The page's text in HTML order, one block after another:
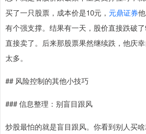
买了一只股票，成本价是10元， 元鼎证券
有个强支撑。结果有一天，股价直接跌破
直接卖了。后来那股票果然继续跌，他庆
太多。
## 风险控制的其他小技巧
### 信息整理：别盲目跟风
炒股最怕的就是盲目跟风。你看到别人买